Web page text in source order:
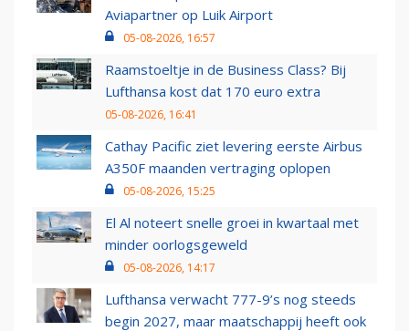
Aviapartner op Luik Airport
05-08-2026, 16:57
Raamstoeltje in de Business Class? Bij
Lufthansa kost dat 170 euro extra
05-08-2026, 16:41
Cathay Pacific ziet levering eerste Airbus
A350F maanden vertraging oplopen
05-08-2026, 15:25
El Al noteert snelle groei in kwartaal met
minder oorlogsgeweld
05-08-2026, 14:17
Lufthansa verwacht 777-9’s nog steeds
begin 2027, maar maatschappij heeft ook